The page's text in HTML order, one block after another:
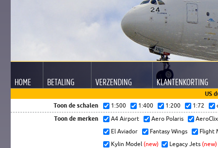
HOME BETALING VERZENDING KLANTENKORTING
US
Toon de schalen
1:500 1:400 1:200 1:72
Toon de merken A4 Airport Aero Polaris
El Aviador
Fantasy Wings
Flight
Kylin Model (new) Legacy Jets (new)